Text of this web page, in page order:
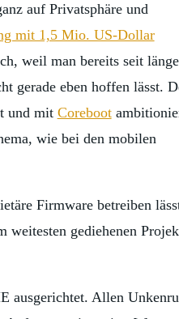
auf Privatsphäre und
mit 1,5 Mio. US-Dollar
weil man bereits seit
gerade eben hoffen lässt.
und mit Coreboot
wie bei den mobilen
Firmware betreiben
weitesten gediehenen
ausgerichtet. Allen